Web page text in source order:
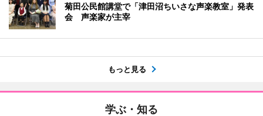
菊田公民館講堂で「津田沼ちいさな声楽教室」発表
会 声楽家が主宰
もっと見る
学ぶ・知る